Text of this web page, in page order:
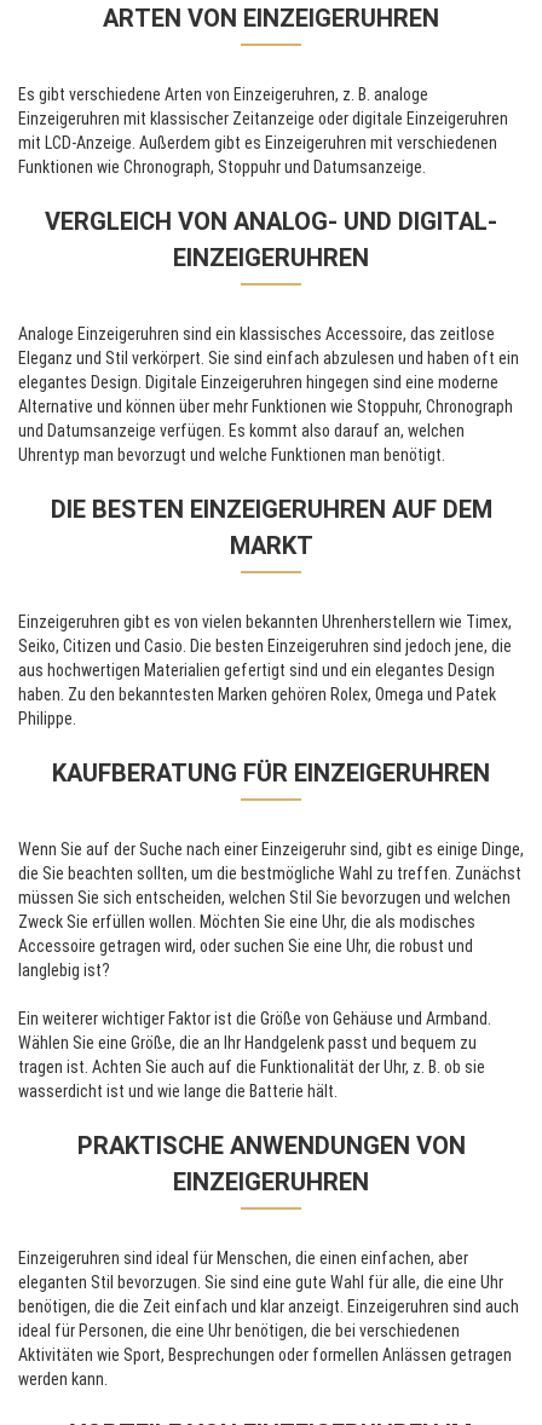
ARTEN VON EINZEIGERUHREN
Es gibt verschiedene Arten von Einzeigeruhren, z. B. analoge
Einzeigeruhren mit klassischer Zeitanzeige oder digitale Einzeigeruhren
mit LCD-Anzeige. Außerdem gibt es Einzeigeruhren mit verschiedenen
Funktionen wie Chronograph, Stoppuhr und Datumsanzeige.
VERGLEICH VON ANALOG- UND DIGITAL-
EINZEIGERUHREN
Analoge Einzeigeruhren sind ein klassisches Accessoire, das zeitlose
Eleganz und Stil verkörpert. Sie sind einfach abzulesen und haben oft ein
elegantes Design. Digitale Einzeigeruhren hingegen sind eine moderne
Alternative und können über mehr Funktionen wie Stoppuhr, Chronograph
und Datumsanzeige verfügen. Es kommt also darauf an, welchen
Uhrentyp man bevorzugt und welche Funktionen man benötigt.
DIE BESTEN EINZEIGERUHREN AUF DEM
MARKT
Einzeigeruhren gibt es von vielen bekannten Uhrenherstellern wie Timex,
Seiko, Citizen und Casio. Die besten Einzeigeruhren sind jedoch jene, die
aus hochwertigen Materialien gefertigt sind und ein elegantes Design
haben. Zu den bekanntesten Marken gehören Rolex, Omega und Patek
Philippe.
KAUFBERATUNG FÜR EINZEIGERUHREN
Wenn Sie auf der Suche nach einer Einzeigeruhr sind, gibt es einige Dinge,
die Sie beachten sollten, um die bestmögliche Wahl zu treffen. Zunächst
müssen Sie sich entscheiden, welchen Stil Sie bevorzugen und welchen
Zweck Sie erfüllen wollen. Möchten Sie eine Uhr, die als modisches
Accessoire getragen wird, oder suchen Sie eine Uhr, die robust und
langlebig ist?
Ein weiterer wichtiger Faktor ist die Größe von Gehäuse und Armband.
Wählen Sie eine Größe, die an Ihr Handgelenk passt und bequem zu
tragen ist. Achten Sie auch auf die Funktionalität der Uhr, z. B. ob sie
wasserdicht ist und wie lange die Batterie hält.
PRAKTISCHE ANWENDUNGEN VON
EINZEIGERUHREN
Einzeigeruhren sind ideal für Menschen, die einen einfachen, aber
eleganten Stil bevorzugen. Sie sind eine gute Wahl für alle, die eine Uhr
benötigen, die die Zeit einfach und klar anzeigt. Einzeigeruhren sind auch
ideal für Personen, die eine Uhr benötigen, die bei verschiedenen
Aktivitäten wie Sport, Besprechungen oder formellen Anlässen getragen
werden kann.